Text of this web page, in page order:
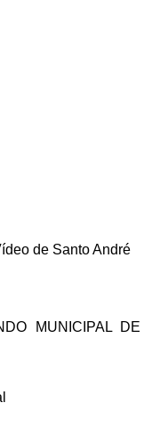
de Santo André
MUNICIPAL DE